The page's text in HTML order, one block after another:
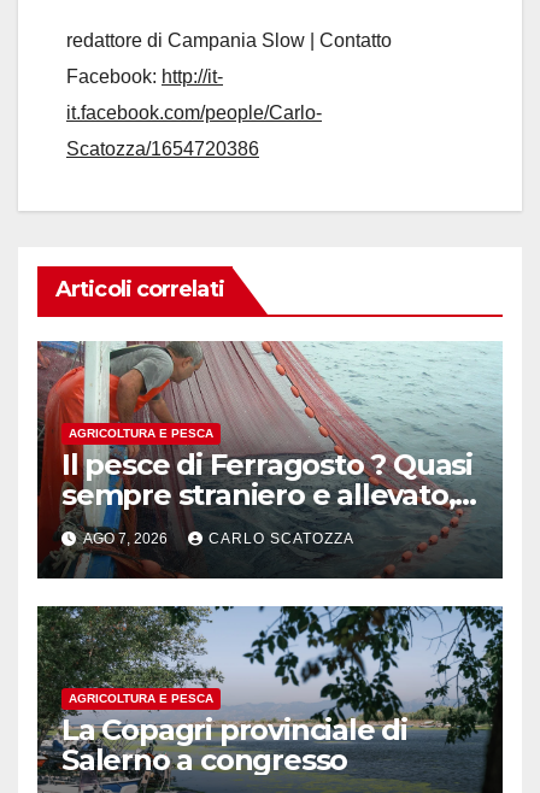
redattore di Campania Slow | Contatto
Facebook: http://it-
it.facebook.com/people/Carlo-
Scatozza/1654720386
Articoli correlati
AGRICOLTURA E PESCA
Il pesce di Ferragosto ? Quasi
sempre straniero e allevato,
in sofferenza
AGO 7, 2026 CARLO SCATOZZA
AGRICOLTURA E PESCA
La Copagri provinciale di
Salerno a congresso